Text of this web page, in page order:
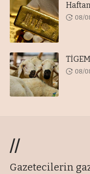
08/
08/
//
Gazetecilerin